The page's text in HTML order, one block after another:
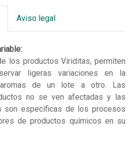
Aviso legal
los productos Viriditas, permiten
ligeras variaciones en la
de un lote a otro. Las
no se ven afectadas y las
son específicas de los procesos
de productos químicos en su